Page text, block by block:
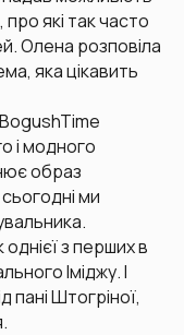
які так часто
Олена розповіла
яка цікавить
і модного
образ
ми
з перших в
Іміджу. І
Штогріної,